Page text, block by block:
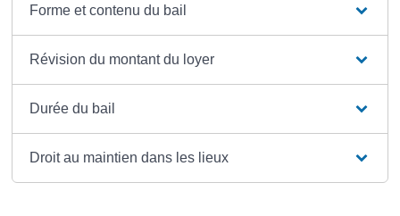
Forme et contenu du bail
Révision du montant du loyer
Durée du bail
Droit au maintien dans les lieux